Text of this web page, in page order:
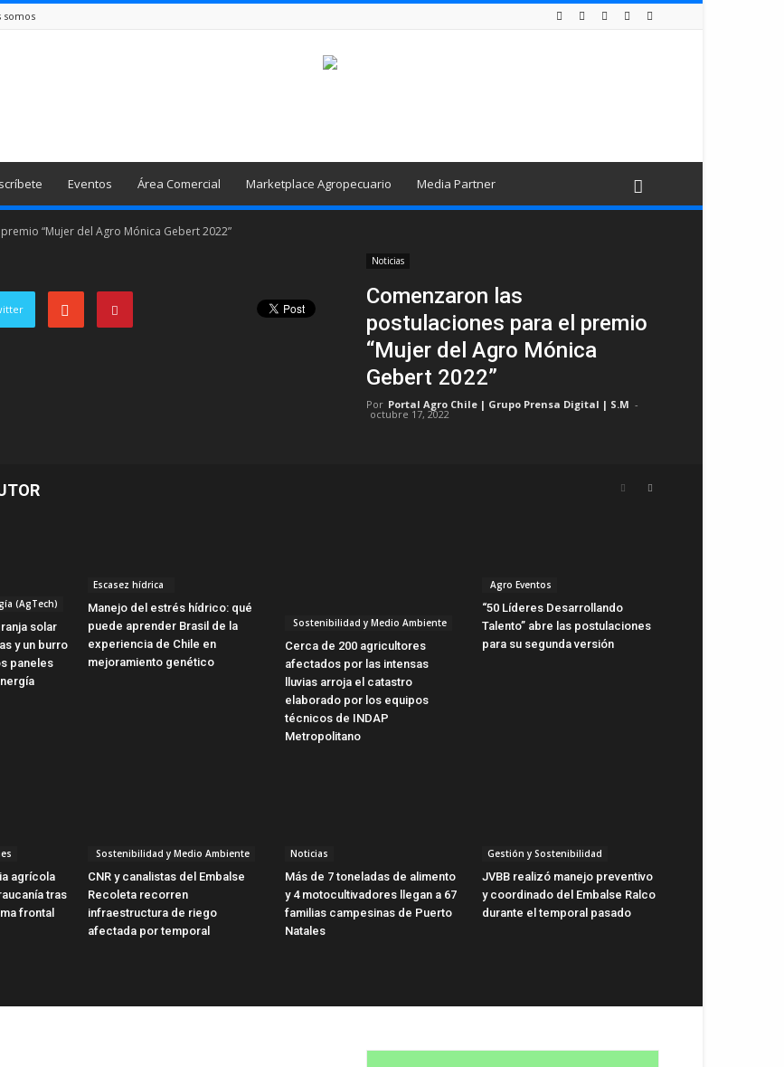
somos
Eventos Área Comercial Marketplace Agropecuario Media Partner
“Mujer del Agro Mónica Gebert 2022”
Noticias
Comenzaron las
postulaciones para el premio
“Mujer del Agro Mónica
Gebert 2022”
Por Portal Agro Chile | Grupo Prensa Digital | S.M -
octubre 17, 2022
(AgTech)
solar
y un burro
paneles
Escasez hídrica
Manejo del estrés hídrico: qué
puede aprender Brasil de la
experiencia de Chile en
mejoramiento genético
Sostenibilidad y Medio Ambiente
Cerca de 200 agricultores
afectados por las intensas
lluvias arroja el catastro
elaborado por los equipos
técnicos de INDAP
Metropolitano
Agro Eventos
“50 Líderes Desarrollando
Talento” abre las postulaciones
para su segunda versión
agrícola
tras
frontal
Sostenibilidad y Medio Ambiente
CNR y canalistas del Embalse
Recoleta recorren
infraestructura de riego
afectada por temporal
Noticias
Más de 7 toneladas de alimento
y 4 motocultivadores llegan a 67
familias campesinas de Puerto
Natales
Gestión y Sostenibilidad
JVBB realizó manejo preventivo
y coordinado del Embalse Ralco
durante el temporal pasado